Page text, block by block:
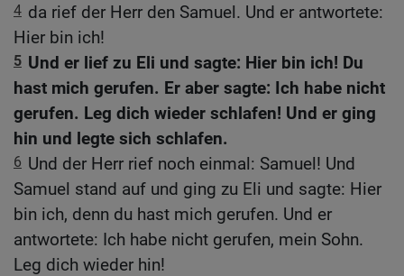
4 da rief der Herr den Samuel. Und er antwortete:
Hier bin ich!
5 Und er lief zu Eli und sagte: Hier bin ich! Du
hast mich gerufen. Er aber sagte: Ich habe nicht
gerufen. Leg dich wieder schlafen! Und er ging
hin und legte sich schlafen.
6 Und der Herr rief noch einmal: Samuel! Und
Samuel stand auf und ging zu Eli und sagte: Hier
bin ich, denn du hast mich gerufen. Und er
antwortete: Ich habe nicht gerufen, mein Sohn.
Leg dich wieder hin!